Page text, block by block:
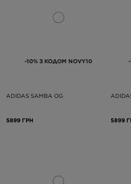
-10% З КОДОМ NOVY10
ADIDAS SAMBA OG
5899 ГРН 5899